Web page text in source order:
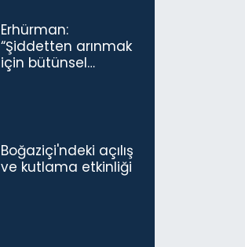
kesintisi…
Erhürman:
“Şiddetten arınmak
için bütünsel
Boğaziçi'ndeki açılış
ve kutlama etkinliği